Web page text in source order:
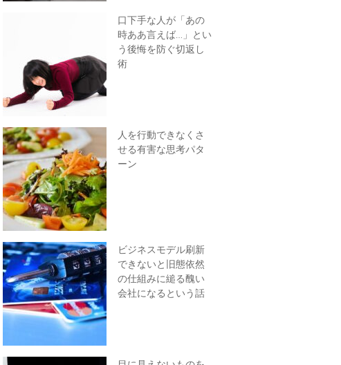
口下手な人が「あの
時ああ言えば…」とい
う後悔を防ぐ切返し
術
人を行動できなくさ
せる有害な思考パタ
ーン
ビジネスモデル刷新
できないと旧態依然
の仕組みに縋る醜い
会社になるという話